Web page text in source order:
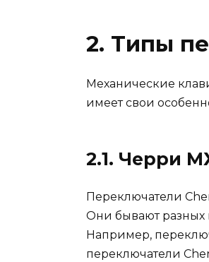
2. Типы
Механические
имеет свои
2.1. Черри
Переключатели
Они бывают разных
Например,
переключатели